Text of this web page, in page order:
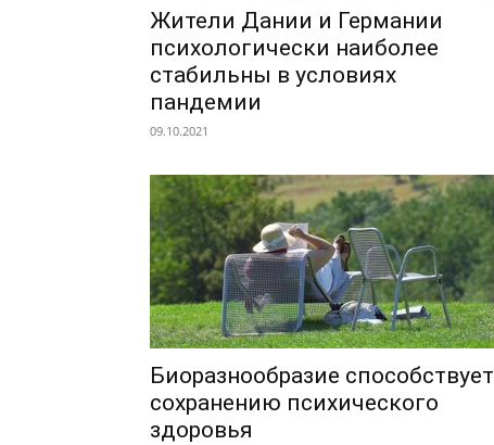
Жители Дании и Германии
психологически наиболее
стабильны в условиях
пандемии
09.10.2021
Биоразнообразие способствует
сохранению психического
здоровья